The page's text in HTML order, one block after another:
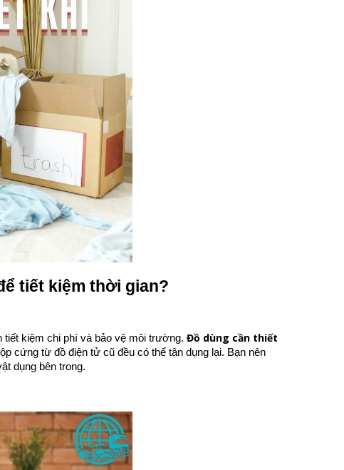
tiết kiệm thời gian?
tiết kiệm chi phí và bảo vệ môi trường. Đồ dùng cần thiết
cứng từ đồ điện tử cũ đều có thể tận dụng lại. Bạn nên
dụng bên trong.